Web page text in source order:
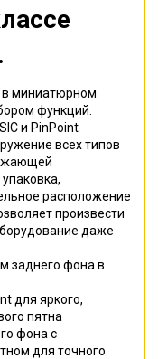
в миниатюрном
функций.
и PinPoint
всех типов
расположение
произвести
даже
заднего фона в
для яркого,
пятна
фона c
для точного